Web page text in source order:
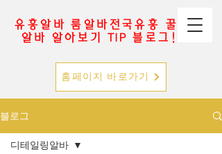
유흥알바 룸알바전국유흥 꿀
알바 알아보기 TIP 블로그!
홈페이지 바로가기
블로그
디테일링알바